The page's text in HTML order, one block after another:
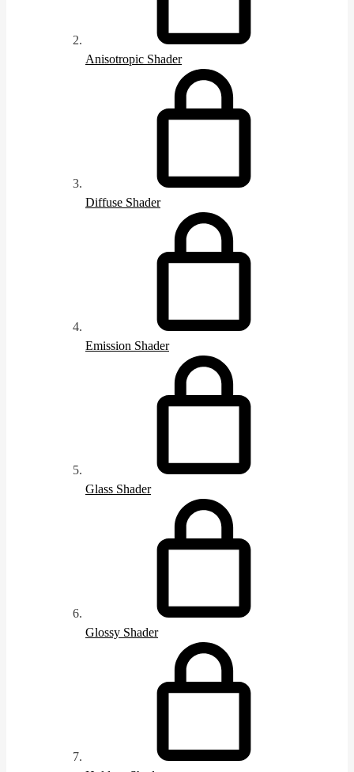
Anisotropic Shader
Diffuse Shader
Emission Shader
Glass Shader
Glossy Shader